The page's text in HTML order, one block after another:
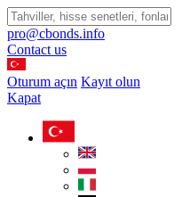
pro@cbonds.info
Contact us
Oturum açın Kayıt olun
Kapat